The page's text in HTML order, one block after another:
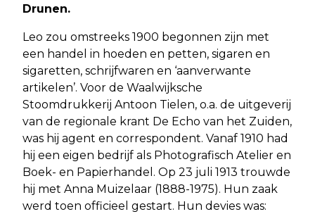
Drunen.
Leo zou omstreeks 1900 begonnen zijn met
een handel in hoeden en petten, sigaren en
sigaretten, schrijfwaren en ‘aanverwante
artikelen’. Voor de Waalwijksche
Stoomdrukkerij Antoon Tielen, o.a. de uitgeverij
van de regionale krant De Echo van het Zuiden,
was hij agent en correspondent. Vanaf 1910 had
hij een eigen bedrijf als Photografisch Atelier en
Boek- en Papierhandel. Op 23 juli 1913 trouwde
hij met Anna Muizelaar (1888-1975). Hun zaak
werd toen officieel gestart. Hun devies was: